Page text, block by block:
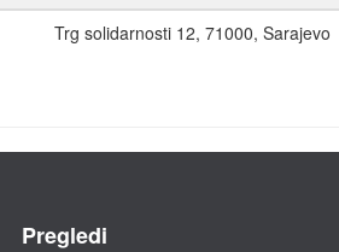
Trg solidarnosti 12, 71000, Sarajevo
Pregledi